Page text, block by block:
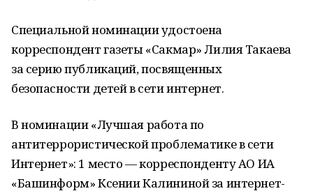
Специальной номинации удостоена
корреспондент газеты «Сакмар» Лилия Такаева
за серию публикаций, посвященных
безопасности детей в сети интернет.
В номинации «Лучшая работа по
антитеррористической проблематике в сети
Интернет»: 1 место — корреспонденту АО ИА
«Башинформ» Ксении Калининой за интернет-